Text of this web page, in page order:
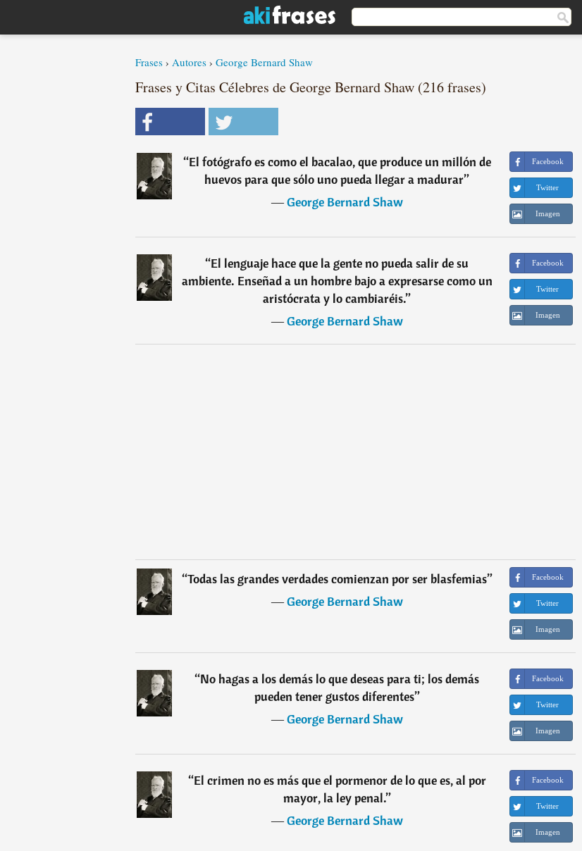
Frases › Autores › George Bernard Shaw
Frases y Citas Célebres de George Bernard Shaw (216 frases)
“El fotógrafo es como el bacalao, que produce un millón de
huevos para que sólo uno pueda llegar a madurar”
―George Bernard Shaw
Facebook
Twitter
Imagen
“El lenguaje hace que la gente no pueda salir de su
ambiente. Enseñad a un hombre bajo a expresarse como un
aristócrata y lo cambiaréis.”
―George Bernard Shaw
Facebook
Twitter
Imagen
“Todas las grandes verdades comienzan por ser blasfemias”
―George Bernard Shaw
Facebook
Twitter
Imagen
“No hagas a los demás lo que deseas para ti; los demás
pueden tener gustos diferentes”
―George Bernard Shaw
Facebook
Twitter
Imagen
“El crimen no es más que el pormenor de lo que es, al por
mayor, la ley penal.”
―George Bernard Shaw
Facebook
Twitter
Imagen